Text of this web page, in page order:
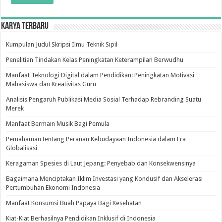
Karya Terbaru
Kumpulan Judul Skripsi Ilmu Teknik Sipil
Penelitian Tindakan Kelas Peningkatan Keterampilan Berwudhu
Manfaat Teknologi Digital dalam Pendidikan: Peningkatan Motivasi
Mahasiswa dan Kreativitas Guru
Analisis Pengaruh Publikasi Media Sosial Terhadap Rebranding Suatu
Merek
Manfaat Bermain Musik Bagi Pemula
Pemahaman tentang Peranan Kebudayaan Indonesia dalam Era
Globalisasi
Keragaman Spesies di Laut Jepang: Penyebab dan Konsekwensinya
Bagaimana Menciptakan Iklim Investasi yang Kondusif dan Akselerasi
Pertumbuhan Ekonomi Indonesia
Manfaat Konsumsi Buah Papaya Bagi Kesehatan
Kiat-Kiat Berhasilnya Pendidikan Inklusif di Indonesia